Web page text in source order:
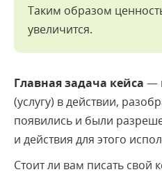
Таким образом
увеличится.
Главная задача кейса —
(услугу) в действии,
появились и были
и действия для этого
Стоит ли вам писать свой